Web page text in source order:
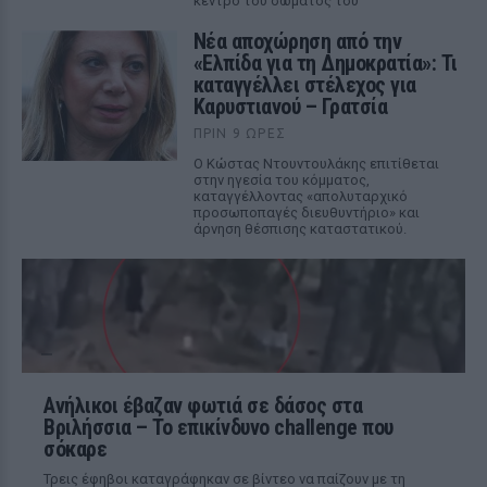
Νέα αποχώρηση από την
«Ελπίδα για τη Δημοκρατία»: Τι
καταγγέλλει στέλεχος για
Καρυστιανού – Γρατσία
ΠΡΙΝ 9 ΏΡΕΣ
Ο Κώστας Ντουντουλάκης επιτίθεται
στην ηγεσία του κόμματος,
καταγγέλλοντας «απολυταρχικό
προσωποπαγές διευθυντήριο» και
άρνηση θέσπισης καταστατικού.
Ανήλικοι έβαζαν φωτιά σε δάσος στα
Βριλήσσια – Το επικίνδυνο challenge που
σόκαρε
Τρεις έφηβοι καταγράφηκαν σε βίντεο να παίζουν με τη